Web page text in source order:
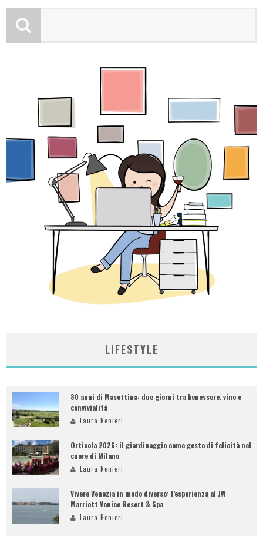
LIFESTYLE
80 anni di Masottina: due giorni tra benessere, vino e
convivialità
Laura Renieri
Orticola 2026: il giardinaggio come gesto di felicità nel
cuore di Milano
Laura Renieri
Vivere Venezia in modo diverso: l’esperienza al JW
Marriott Venice Resort & Spa
Laura Renieri